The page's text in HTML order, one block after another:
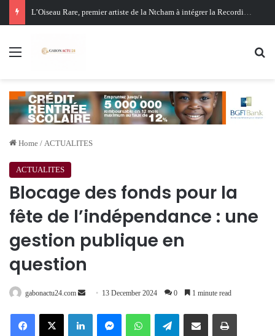
Oligui Nguema au Ghana : Libreville mise sur Accra pour renforcer sa stratégie diplomatique et économique
Menu
Home / ACTUALITES
ACTUALITES
Blocage des fonds pour la
fête de l’indépendance : une
gestion publique en
question
gabonactu24.com
Send 13 December 2024 0 1 minute read
FacebookX LinkedInMessengerWhatsAppTelegramShare via Email Print